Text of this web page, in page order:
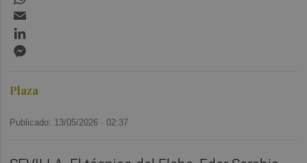
Plaza
Publicado: 13/05/2026 ·02:37